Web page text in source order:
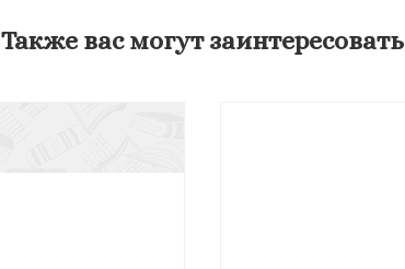
Также вас могут заинтересовать